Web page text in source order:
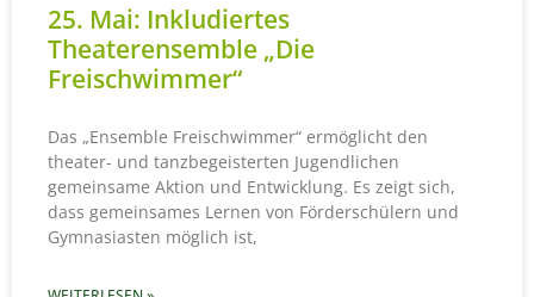
25. Mai: Inkludiertes
Theaterensemble „Die
Freischwimmer“
Das „Ensemble Freischwimmer“ ermöglicht den
theater- und tanzbegeisterten Jugendlichen
gemeinsame Aktion und Entwicklung. Es zeigt sich,
dass gemeinsames Lernen von Förderschülern und
Gymnasiasten möglich ist,